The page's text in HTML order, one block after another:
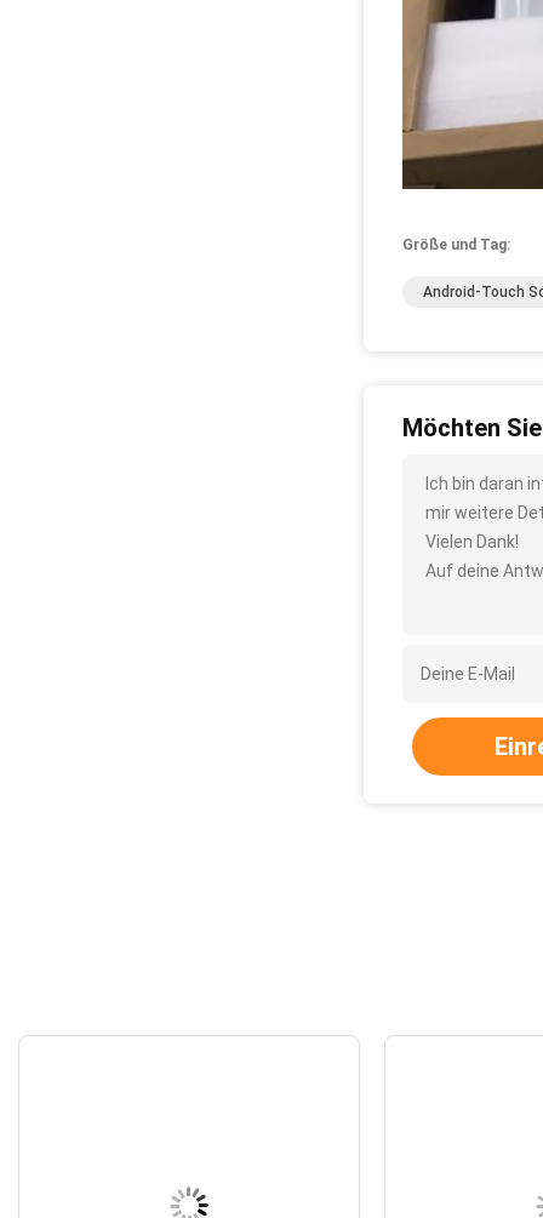
Größe und Tag:
Android-Touch
Möchten
Ich bin daran
mir weitere
Vielen Dank!
Auf deine